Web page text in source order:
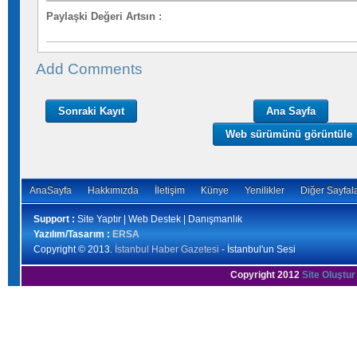
Paylaşki Değeri Artsın :
Add Comments
Sonraki Kayıt
Ana Sayfa
Web sürümünü görüntüle
AnaSayfa Hakkımızda İletişim Künye Yenilikler Diğer
Support : Site Yaptır | Web Destek | Danışmanlık
Yazılım/Tasarım : ERSA
Copyright © 2013. İstanbul Haber Gazetesi - İstanbul'un Sesi
Copyright 2012 Site Oluştur